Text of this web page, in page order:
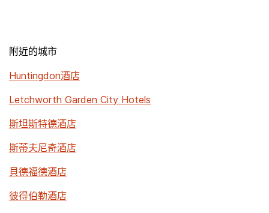
附近的城市
Huntingdon酒店
Letchworth Garden City Hotels
斯坦斯特德酒店
斯蒂夫尼奇酒店
貝德福德酒店
彼得伯勒酒店